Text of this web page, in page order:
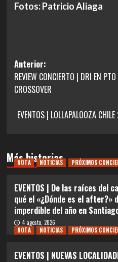
Fotos: Patricio Aliaga
Navegación
de
entradas
Anterior:
REVIEW CONCIERTO | DRI EN
CROSSOVER
EVENTOS | LOLLAPALOOZA
Más historias
NOTA NOTICIAS PRÓXIMOS
EVENTOS | De las raíces del
qué el «¿Dónde es el after?»
imperdible del año en
4 agosto, 2026
NOTA
NOTICIAS PRÓXIMOS
EVENTOS | NUEVAS